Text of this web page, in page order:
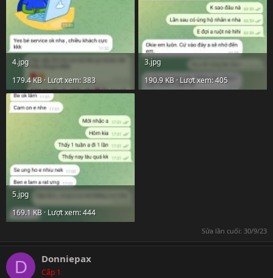
4.jpg
179.4 KB · Lượt xem: 383
3.jpg
190.9 KB · Lượt xem: 405
5.jpg
169.1 KB · Lượt xem: 444
Sửa lần cuối: 30/9/23
D Donniepax
Cấp 1